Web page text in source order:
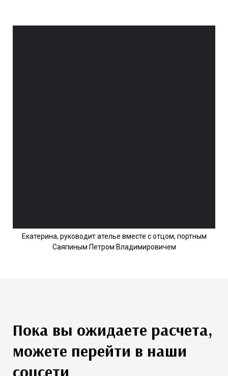
Екатерина, руководит ателье вместе с отцом, портным
Саяпиным Петром Владимировичем
Пока вы ожидаете расчета,
можете перейти в наши
соцсети